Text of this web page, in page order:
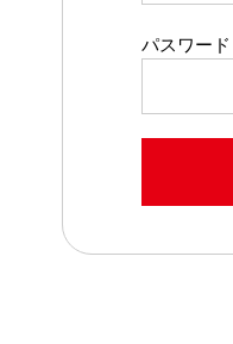
パスワード